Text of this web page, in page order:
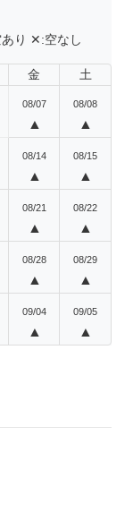
り ✕:空なし
金 土
08/07
▲
08/08
▲
08/14
▲
08/15
▲
08/21
▲
08/22
▲
08/28
▲
08/29
▲
09/04
▲
09/05
▲